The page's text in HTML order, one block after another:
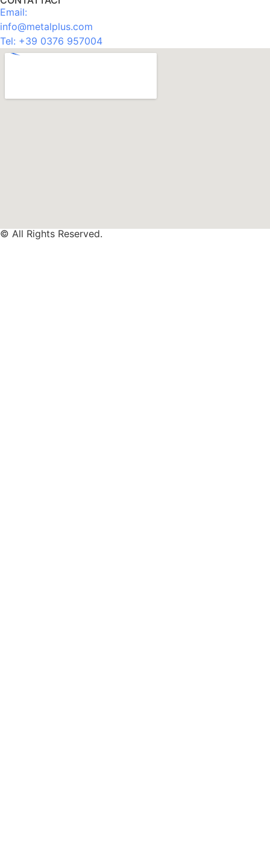
Email:
info@metalplus.com
Tel: +39 0376 957004
© All Rights Reserved.